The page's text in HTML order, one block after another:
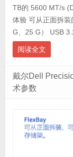
TB的 5600 MT/s
体验 可从正面拆
G、25 G） USB
阅读全文
戴尔Dell
术参数